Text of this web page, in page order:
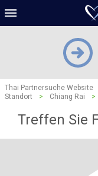
Thai Partnersuche Website
Standort
> Chiang Rai >
Treffen Sie